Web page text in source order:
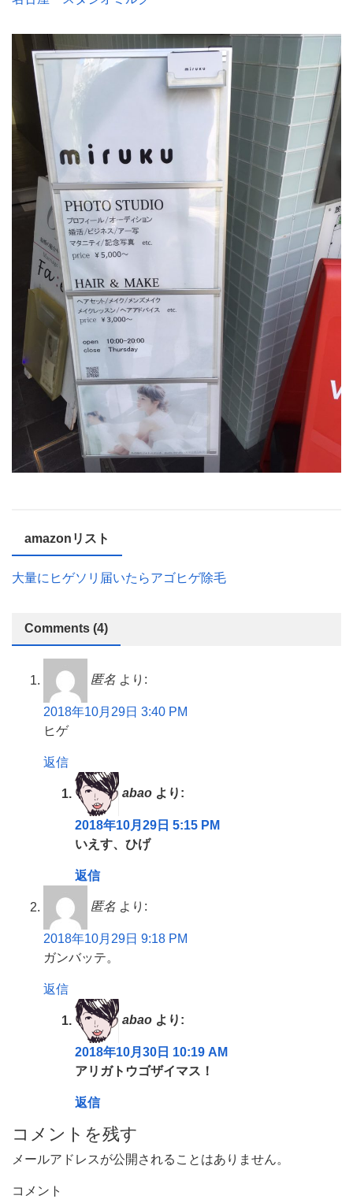
amazonリスト
大量にヒゲソリ届いたらアゴヒゲ除毛
Comments (4)
匿名 より:
2018年10月29日 3:40 PM
ヒゲ
返信
abao より:
2018年10月29日 5:15 PM
いえす、ひげ
返信
匿名 より:
2018年10月29日 9:18 PM
ガンバッテ。
返信
abao より:
2018年10月30日 10:19 AM
アリガトウゴザイマス！
返信
コメントを残す
メールアドレスが公開されることはありません。
コメント